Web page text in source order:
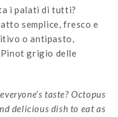
i palati di tutti?
semplice, fresco e
o antipasto,
Pinot grigio delle
taste? Octopus
delicious dish to eat as